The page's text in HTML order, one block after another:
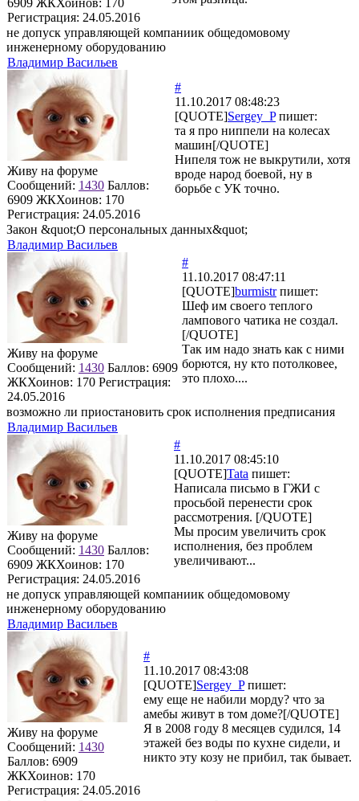
Регистрация: 24.05.2016
не допуск управляющей компаниик общедомовому
инженерному оборудованию
Владимир Васильев
Живу на форуме
Сообщений: 1430 Баллов:
6909 ЖКХоинов: 170
Регистрация: 24.05.2016
#
11.10.2017 08:48:23
[QUOTE]Sergey_Pпишет:
та я про ниппели на колесах
машин[/QUOTE]
Нипеля тож не выкрутили, хотя
вроде народ боевой, ну в
борьбе с УК точно.
Закон &quot;О персональных данных&quot;
Владимир Васильев
Живу на форуме
Сообщений: 1430 Баллов: 6909
ЖКХоинов: 170 Регистрация:
24.05.2016
#
11.10.2017 08:47:11
[QUOTE]burmistrпишет:
Шеф им своего теплого
лампового чатика не создал.
[/QUOTE]
Так им надо знать как с ними
борются, ну кто потолковее,
это плохо....
возможно ли приостановить срок исполнения предписания
Владимир Васильев
Живу на форуме
Сообщений: 1430 Баллов:
6909 ЖКХоинов: 170
Регистрация: 24.05.2016
#
11.10.2017 08:45:10
[QUOTE]Tata пишет:
Написала письмо в ГЖИ с
просьбой перенести срок
рассмотрения. [/QUOTE]
Мы просим увеличить срок
исполнения, без проблем
увеличивают...
не допуск управляющей компаниик общедомовому
инженерному оборудованию
Владимир Васильев
Живу на форуме
Сообщений: 1430
Баллов: 6909
ЖКХоинов: 170
Регистрация: 24.05.2016
#
11.10.2017 08:43:08
[QUOTE]Sergey_Pпишет:
ему еще не набили морду? что за
амебы живут в том доме?[/QUOTE]
Я в 2008 году 8 месяцев судился, 14
этажей без воды по кухне сидели, и
никто эту козу не прибил, так бывает.